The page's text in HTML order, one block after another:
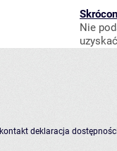
Nie
kontakt deklaracja